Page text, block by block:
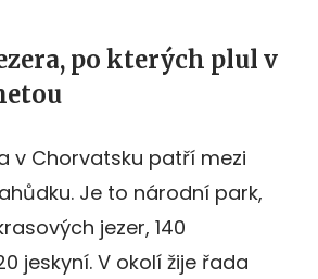
po kterých plul v
v Chorvatsku patří mezi
Je to národní park,
jezer, 140
jeskyní. V okolí žije řada